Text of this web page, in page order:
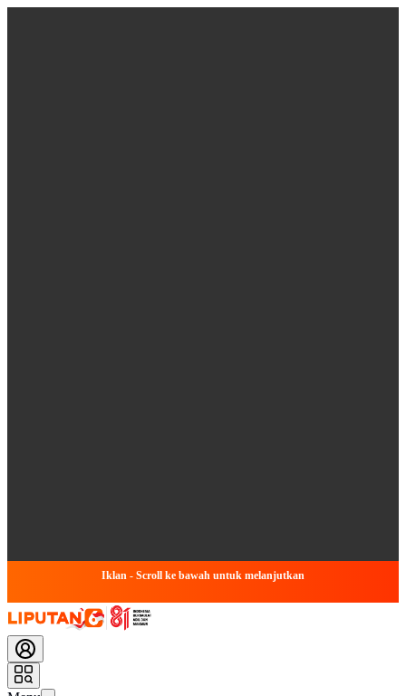
Iklan - Scroll ke bawah untuk melanjutkan